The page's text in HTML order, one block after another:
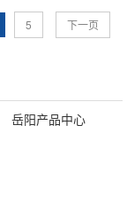
5
下一页
岳阳产品中心